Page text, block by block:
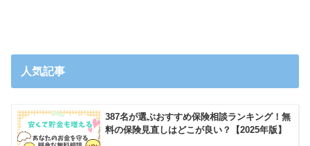
人気記事
387名が選ぶおすすめ保険相談ランキング！無
料の保険見直しはどこが良い？【2025年版】